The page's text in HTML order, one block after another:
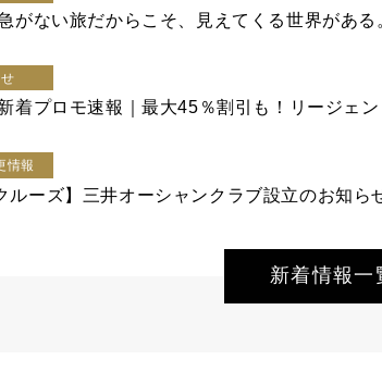
がない旅だからこそ、見えてくる世界があ
着プロモ速報｜最大45％割引も！リージェ
情報
ルーズ】三井オーシャンクラブ設立のお知ら
新着情報一